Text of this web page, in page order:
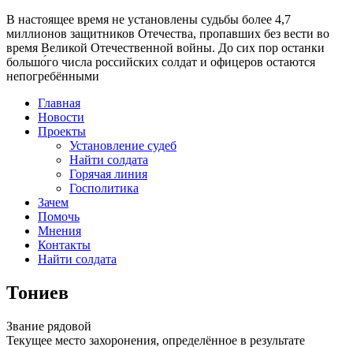
В настоящее время не установлены судьбы более 4,7
миллионов защитников Отечества, пропавших без вести во
время Великой Отечественной войны. До сих пор останки
большо́го числа российских солдат и офицеров остаются
непогребёнными
Главная
Новости
Проекты
Установление судеб
Найти солдата
Горячая линия
Госполитика
Зачем
Помочь
Мнения
Контакты
Найти солдата
Тониев
Звание рядовой
Текущее место захоронения, определённое в результате